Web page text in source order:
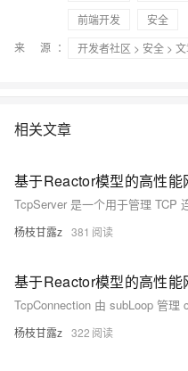
前端开发
安全
来 源：
开发者社区 > 安全 >
相关文章
杨枝甘露z 381
基于Reactor模型的高性
杨枝甘露z 322